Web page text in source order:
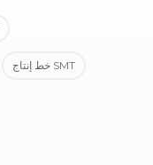
خط إنتاج SMT